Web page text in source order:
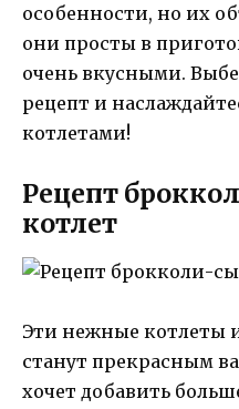
особенности, но их
они просты в
очень вкусными.
рецепт и
котлетами!
Рецепт
котлет
Эти нежные котлеты
станут прекрасным
хочет добавить